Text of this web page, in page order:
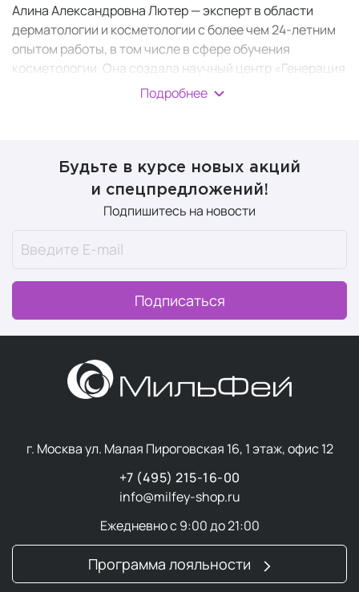
Алина Александровна Лютер — эксперт в области
дерматологии и косметологии с более чем 24-летним
опытом работы, в том числе в сфере обучения
косметологии. Она создала научный центр «Генерация
красоты» и разработалабренд косметики FORMULA
средств,подходящих для всех типов кожи и
отвечающих ее основным потребностям. В состав этих
средств входят компоненты, специально
чувствительной, проблемной, возрастной, отечной и
Косметические линейки
разнообразные косметические продукты, которые
помогают решить любые проблемы кожи:
ухода за кожей любого типа и возраста. При
регулярном использовании этих продуктов можно
забыть об отеках, застоях и пастозности, а также
увлажнение и выраженный эффект лифтинга. Линия
идеально подходит для утреннего ухода за кожей, а
также может использоваться по необходимости.
Подробнее
Будьте в курсе новых акций
и спецпредложений!
Подпишитесь на новости
Подписаться
г. Москва ул. Малая Пироговская 16, 1 этаж, офис 12
+7 (495) 215-16-00
info@milfey-shop.ru
Ежедневно с 9:00 до 21:00
Программа лояльности